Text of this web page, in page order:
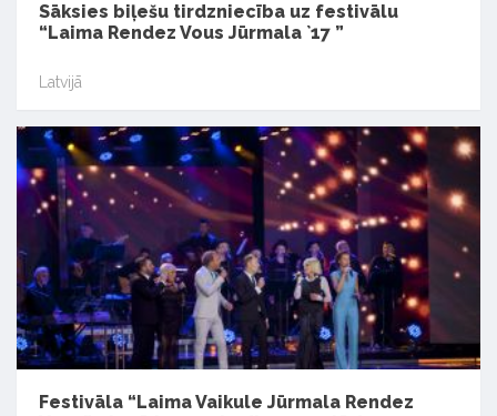
Sāksies biļešu tirdzniecība uz festivālu
“Laima Rendez Vous Jūrmala `17 ”
Latvijā
Festivāla “Laima Vaikule Jūrmala Rendez